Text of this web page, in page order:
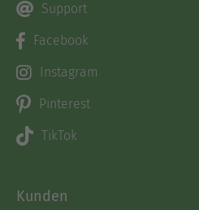
Support
Facebook
Instagram
Pinterest
TikTok
Kunden